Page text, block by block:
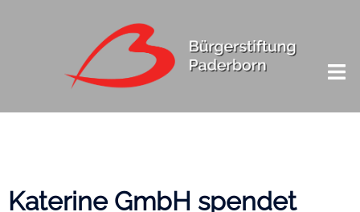
Katerine GmbH spendet